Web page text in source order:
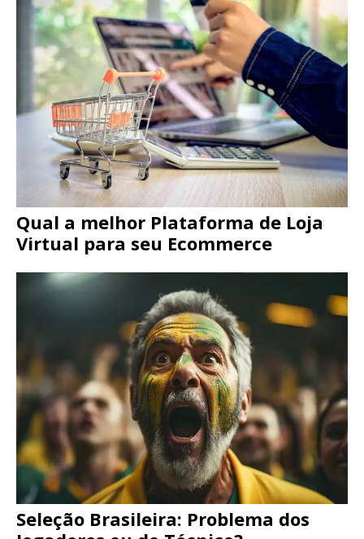
Qual a melhor Plataforma de Loja
Virtual para seu Ecommerce
Seleção Brasileira: Problema dos